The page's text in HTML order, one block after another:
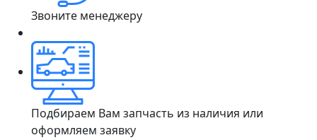
Звоните менеджеру
Подбираем Вам запчасть из наличия или
оформляем заявку